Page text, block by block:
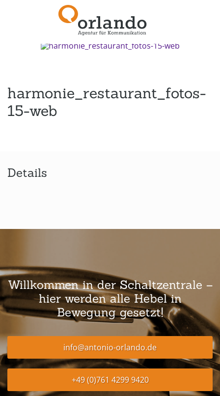
harmonie_restaurant_fotos-
15-web
Details
Willkommen in der Schaltzentrale –
hier werden alle Hebel in
Bewegung gesetzt!
info@antonio-orlando.de
+49 (0)761 4299 9420